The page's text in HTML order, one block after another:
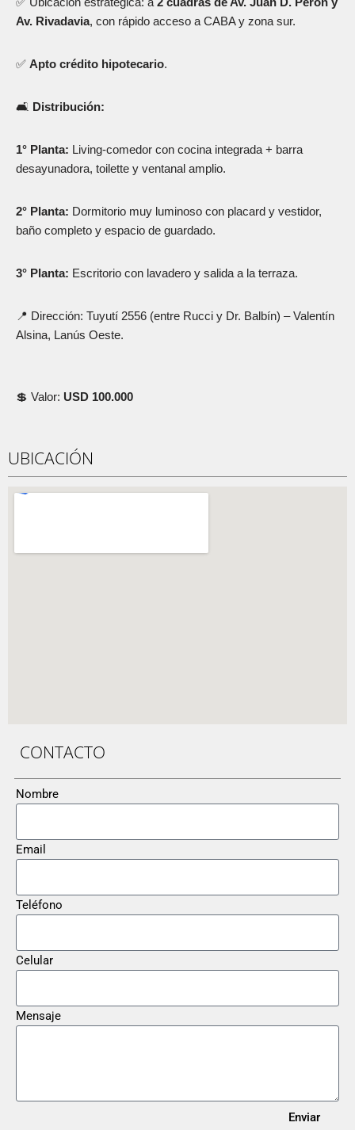
Av. Rivadavia, con rápido acceso a CABA y zona sur.
✅ Apto crédito hipotecario.
🛋️ Distribución:
1° Planta: Living-comedor con cocina integrada + barra
desayunadora, toilette y ventanal amplio.
2° Planta: Dormitorio muy luminoso con placard y vestidor,
baño completo y espacio de guardado.
3° Planta: Escritorio con lavadero y salida a la terraza.
📍 Dirección: Tuyutí 2556 (entre Rucci y Dr. Balbín) – Valentín
Alsina, Lanús Oeste.
💲 Valor: USD 100.000
UBICACIÓN
CONTACTO
Nombre
Email
Teléfono
Celular
Mensaje
Enviar